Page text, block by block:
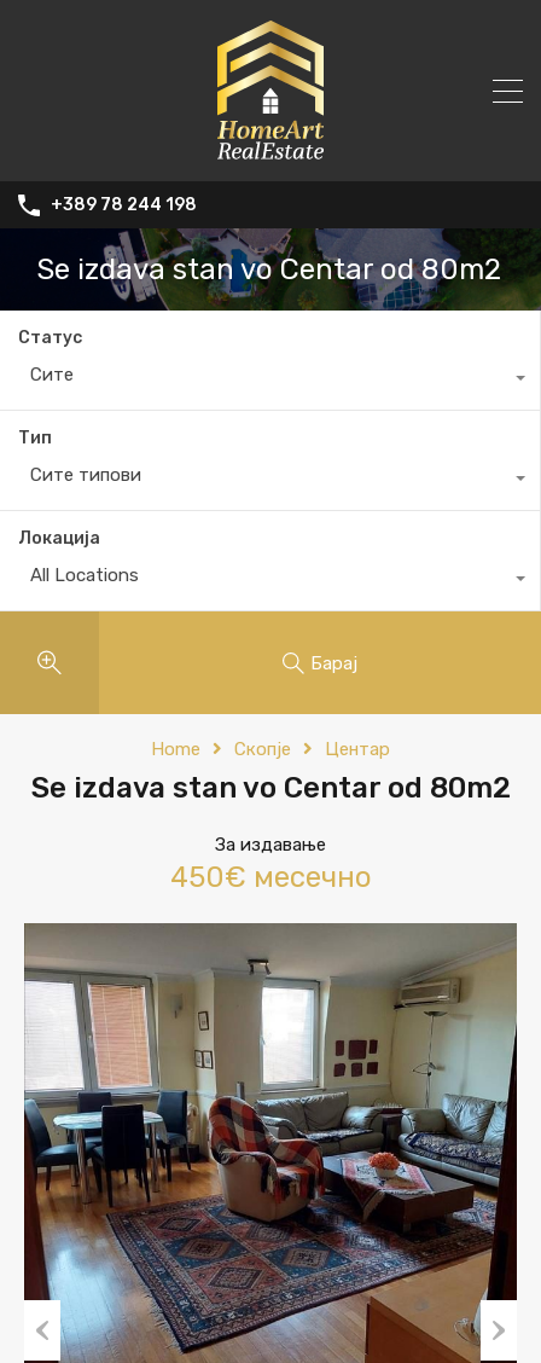
+389 78 244 198
Se izdava stan vo Centar od 80m2
Статус
Сите
Тип
Сите типови
Локација
All Locations
Барај
Home Скопје Центар
Se izdava stan vo Centar od 80m2
За издавање
450€ месечно